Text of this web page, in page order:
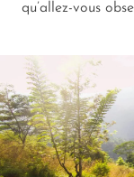
qu’allez-vous